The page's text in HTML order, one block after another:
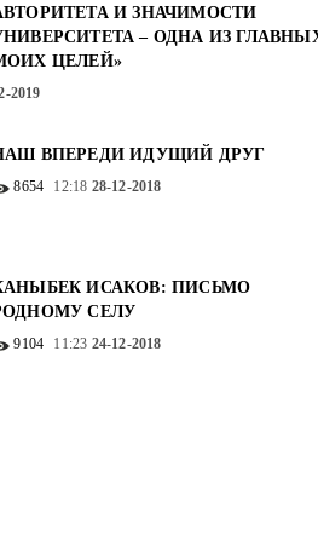
И ЗНАЧИМОСТИ
– ОДНА ИЗ
ЦЕЛЕЙ»
2019
ВПЕРЕДИ ИДУЩИЙ ДРУГ
8654 12:18 28-12-2018
ИСАКОВ: ПИСЬМО
СЕЛУ
9104 11:23 24-12-2018